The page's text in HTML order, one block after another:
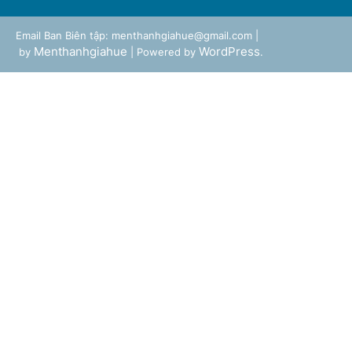
Email Ban Biên tập: menthanhgiahue@gmail.com |
by Menthanhgiahue | Powered by WordPress.